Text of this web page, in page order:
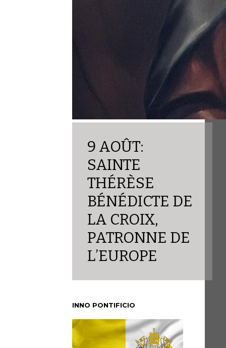
9 AOÛT:
SAINTE
THÉRÈSE
BÉNÉDICTE DE
LA CROIX,
PATRONNE DE
L’EUROPE
INNO PONTIFICIO